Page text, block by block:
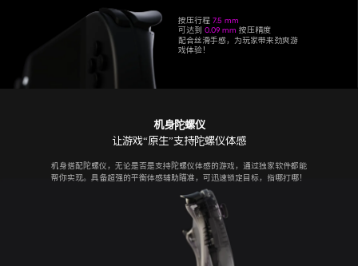
按压行程 7.5 mm
可达到 0.09 mm 按压精度
配合丝滑手感，为玩家带来劲爽游
戏体验！
机身陀螺仪
让游戏“原生”支持陀螺仪体感
机身搭配陀螺仪，无论是否是支持陀螺仪体感的游戏，通过独家软件都能
帮你实现。具备超强的平衡体感辅助瞄准，可迅速锁定目标，指哪打哪！